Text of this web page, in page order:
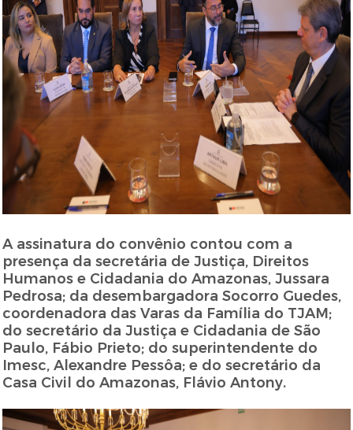
A assinatura do convênio contou com a
presença da secretária de Justiça, Direitos
Humanos e Cidadania do Amazonas, Jussara
Pedrosa; da desembargadora Socorro Guedes,
coordenadora das Varas da Família do TJAM;
do secretário da Justiça e Cidadania de São
Paulo, Fábio Prieto; do superintendente do
Imesc, Alexandre Pessôa; e do secretário da
Casa Civil do Amazonas, Flávio Antony.